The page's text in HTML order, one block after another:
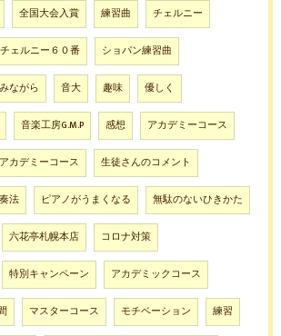
全国大会入賞 練習曲 チェルニー
チェルニー６０番 ショパン練習曲
ながら 音大 趣味 優しく
音楽工房G.M.P 感想 アカデミーコース
カデミーコース 生徒さんのコメント
法 ピアノがうまくなる 無駄のないひきかた
六花亭札幌本店 コロナ対策
特別キャンペーン アカデミックコース
マスターコース モチベーション 練習